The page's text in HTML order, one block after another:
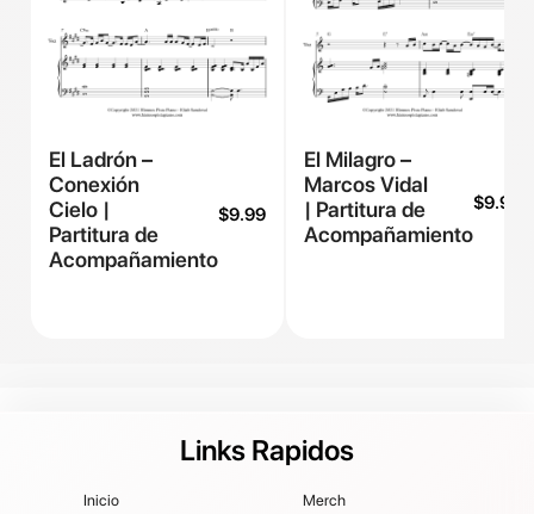
El Ladrón –
Conexión
Cielo |
Partitura de
Acompañamiento
$9.99
El Milagro –
Marcos Vidal
| Partitura de
Acompañamiento
$9.99
Links Rapidos
Inicio Merch